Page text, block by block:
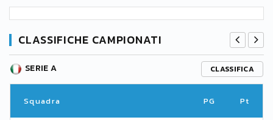
CLASSIFICHE CAMPIONATI
SERIE A CLASSIFICA
Squadra PG Pt